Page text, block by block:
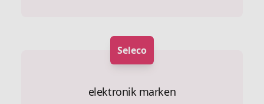
Seleco
elektronik marken